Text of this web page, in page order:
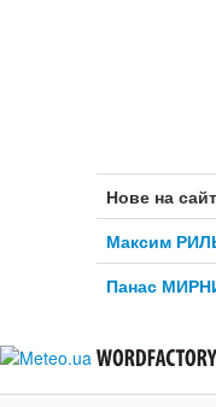
Нове на
Максим
Панас